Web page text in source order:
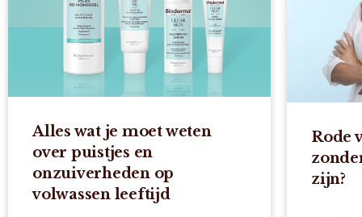
Alles wat je moet weten
over puistjes en
onzuiverheden op
volwassen leeftijd
Rode
zijn?